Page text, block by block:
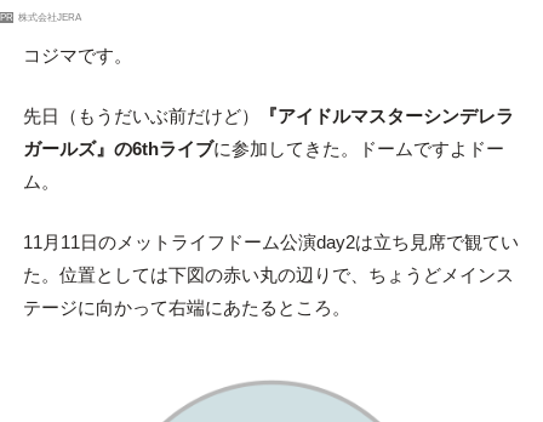
PR 株式会社JERA
コジマです。
先日（もうだいぶ前だけど）
『アイドルマスターシンデレラ
ガールズ』の6thライブに参加してきた。ドームですよドー
ム。
11月11日のメットライフドーム公演day2は立ち見席で観てい
た。位置としては下図の赤い丸の辺りで、ちょうどメインス
テージに向かって右端にあたるところ。